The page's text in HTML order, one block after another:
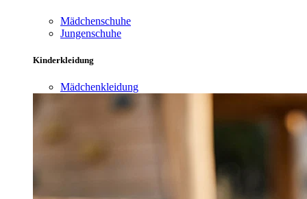
Mädchenschuhe
Jungenschuhe
Kinderkleidung
Mädchenkleidung